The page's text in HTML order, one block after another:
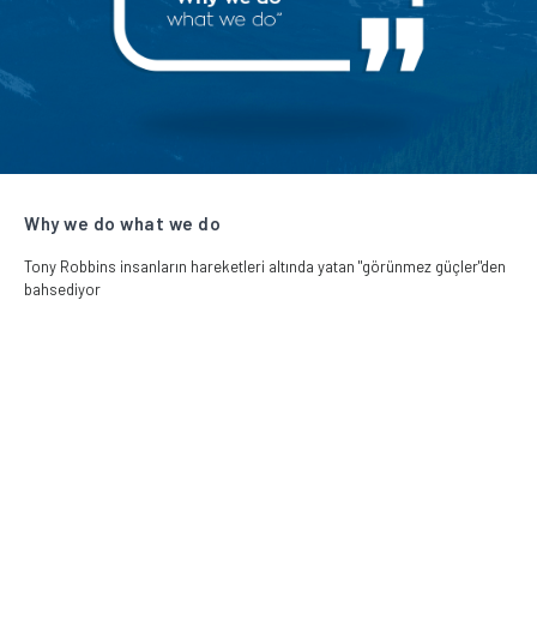
Why we do what we do
Tony Robbins insanların hareketleri altında yatan "görünmez güçler"den
bahsediyor